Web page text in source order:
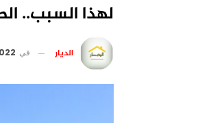
لهذا السبب..
الديار في